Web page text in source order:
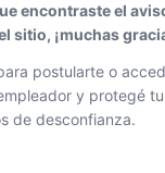
encontraste el
sitio, ¡muchas
postularte o
y protegé
de desconfianza.